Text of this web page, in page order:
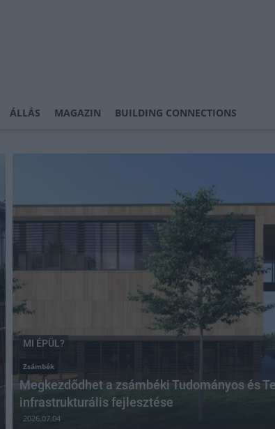
ÁLLÁS MAGAZIN BUILDING CONNECTIONS
MI ÉPÜL?
Zsámbék
Megkezdődhet a zsámbéki Tudományos és
infrastrukturális fejlesztése
2026.07.04